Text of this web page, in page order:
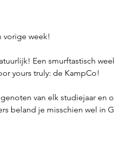
vorige week!
Een smurftastisch
yours truly: de KampCo!
van elk studiejaar en
beland je misschien wel in